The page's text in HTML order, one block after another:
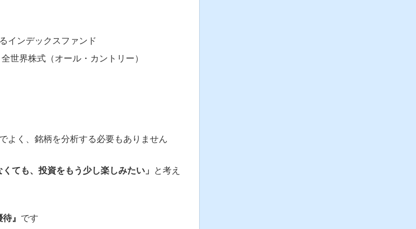
インデックスファンド
世界株式（オール・カントリー）
よく、銘柄を分析する必要もありません
くても、投資をもう少し楽しみたい」
と考え
』 です